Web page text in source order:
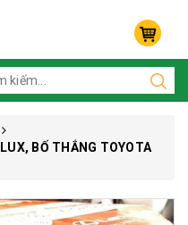
BỐ THẮNG TOYOTA